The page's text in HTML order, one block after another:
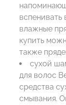
вспенивать
влажные
купить
также
сухой
для волос
средства
смывания.